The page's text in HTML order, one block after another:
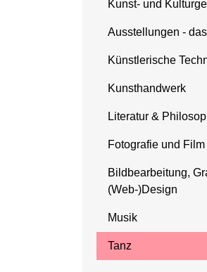
Kunst- und
Ausstellungen -
Künstlerische
Kunsthandwerk
Literatur &
Fotografie und Film
Bildbearbeitung,
(Web-)Design
Musik
Tanz